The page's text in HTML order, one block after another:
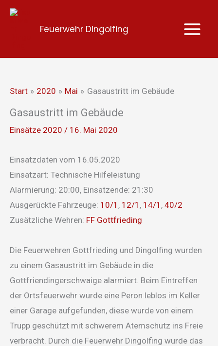
Zum
Feuerwehr Dingolfing
Start 2020 Mai Gasaustritt im Gebäude
Gasaustritt im Gebäude
Einsätze 2020 / 16. Mai 2020
Einsatzdaten vom 16.05.2020
Einsatzart: Technische Hilfeleistung
Alarmierung: 20:00, Einsatzende: 21:30
Ausgerückte Fahrzeuge: 10/1 , 12/1 , 14/1 , 40/2
Zusätzliche Wehren: FF Gottfrieding
Die Feuerwehren Gottfrieding und Dingolfing wurden
zu einem Gasaustritt im Gebäude in die
Gottfriendingerschwaige alarmiert. Beim Eintreffen
der Ortsfeuerwehr wurde eine Peron leblos im Keller
einer Garage aufgefunden, diese wurde von einem
Trupp geschützt mit schwerem Atemschutz ins Freie
verbracht. Durch die Feuerwehr Dingolfing wurde das